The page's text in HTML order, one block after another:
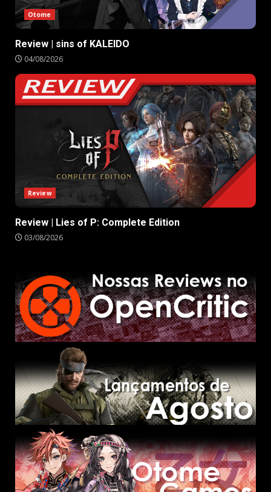
Otome
Review | sins of KALEIDO
04/08/2026
Review
Review | Lies of P: Complete Edition
03/08/2026